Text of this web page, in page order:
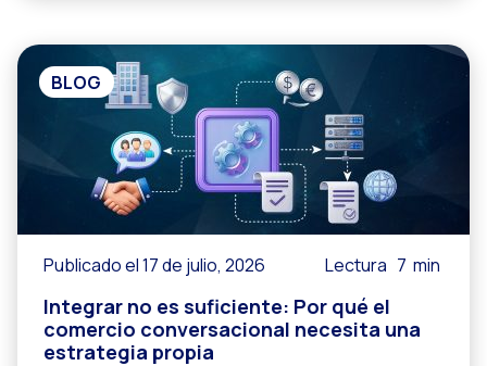
BLOG
Publicado el 17 de julio, 2026 Lectura 7 min
Integrar no es suficiente: Por qué el
comercio conversacional necesita una
estrategia propia